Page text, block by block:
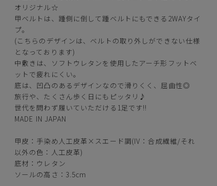
S(23.0cm)
在庫切れ —
M(23.5cm)
L(24.0cm)
在庫切れ —
3L(25.0cm)
オリジナル☆
甲ベルトは、踵側に倒して踵ベルトにもできる2WAYタイ
プ。
(こちらのデザインは、ベルトの取り外しができない仕様
となっております)
中敷きは、ソフトウレタンを使用したアーチ形フットベ
ットで疲れにくい。
底は、凹凸のあるデザインなので滑りくく、屈曲性◎
旅行や、たくさん歩く日にもピッタリ♪
世代を問わず履いていただける1足です!!
MADE IN JAPAN
甲皮：手染め人工皮革×スエード調(IV：合成繊維/それ
以外の色：人工皮革)
底材：ウレタン
ソールの高さ：3.5cm